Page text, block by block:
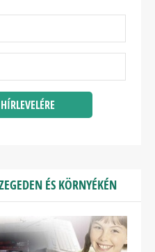
ÉS KÖRNYÉKÉN